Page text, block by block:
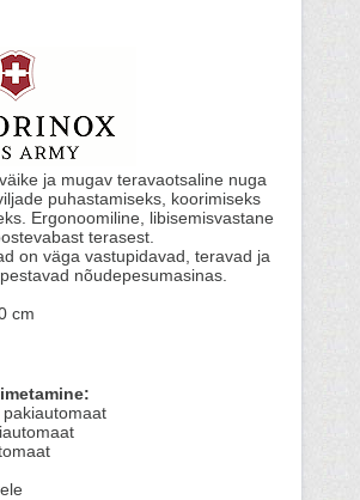
väike ja mugav teravaotsaline nuga
puhastamiseks, koorimiseks
Ergonoomiline, libisemisvastane
terasest.
on väga vastupidavad, teravad ja
nõudepesumasinas.
cm
pakiautomaat